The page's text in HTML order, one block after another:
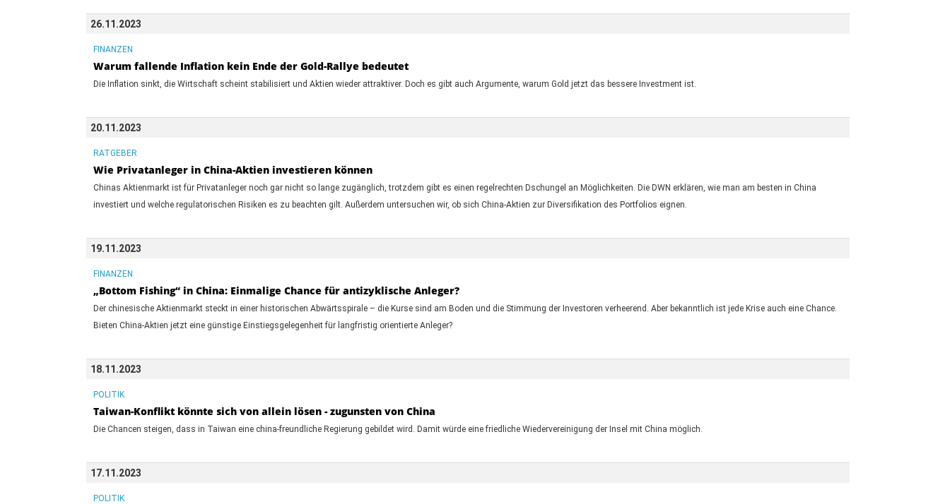
26.11.2023
FINANZEN
Warum fallende Inflation kein Ende der Gold-Rallye bedeutet
Die Inflation sinkt, die Wirtschaft scheint stabilisiert und Aktien wieder attraktiver. Doch es gibt auch Argumente, warum Gold jetzt das bessere Investment ist.
20.11.2023
RATGEBER
Wie Privatanleger in China-Aktien investieren können
Chinas Aktienmarkt ist für Privatanleger noch gar nicht so lange zugänglich, trotzdem gibt es einen regelrechten Dschungel an Möglichkeiten. Die DWN erklären, wie man am besten in China
investiert und welche regulatorischen Risiken es zu beachten gilt. Außerdem untersuchen wir, ob sich China-Aktien zur Diversifikation des Portfolios eignen.
19.11.2023
FINANZEN
„Bottom Fishing“ in China: Einmalige Chance für antizyklische Anleger?
Der chinesische Aktienmarkt steckt in einer historischen Abwärtsspirale – die Kurse sind am Boden und die Stimmung der Investoren verheerend. Aber bekanntlich ist jede Krise auch eine Chance.
Bieten China-Aktien jetzt eine günstige Einstiegsgelegenheit für langfristig orientierte Anleger?
18.11.2023
POLITIK
Taiwan-Konflikt könnte sich von allein lösen - zugunsten von China
Die Chancen steigen, dass in Taiwan eine china-freundliche Regierung gebildet wird. Damit würde eine friedliche Wiedervereinigung der Insel mit China möglich.
17.11.2023
POLITIK